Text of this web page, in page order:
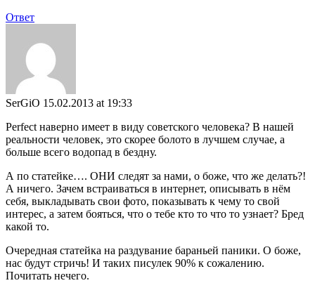
Ответ
SerGiO 15.02.2013 at 19:33
Perfect наверно имеет в виду советского человека? В нашей
реальности человек, это скорее болото в лучшем случае, а
больше всего водопад в бездну.
А по статейке…. ОНИ следят за нами, о боже, что же делать?!
А ничего. Зачем встраиваться в интернет, описывать в нём
себя, выкладывать свои фото, показывать к чему то свой
интерес, а затем бояться, что о тебе кто то что то узнает? Бред
какой то.
Очередная статейка на раздувание бараньей паники. О боже,
нас будут стричь! И таких писулек 90% к сожалению.
Почитать нечего.